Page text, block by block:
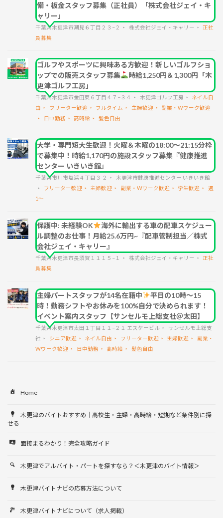
備・板金スタッフ募集（正社員）「株式会社ジェイ・キ
ャリー」
千葉県木更津市潮見６丁目２３−２ 株式会社ジェイ・キャリー
正社
員募集
ゴルフやスポーツに興味ある方歓迎！新しいゴルフショ
ップでの販売スタッフ募集
時給1,250円＆1,300円「木
更津ゴルフ工房」
千葉県木更津市金田東６丁目４７−３４ 木更津ゴルフ工房
ネイル自
由
フリーター歓迎 フルタイム 主婦歓迎
副業・Wワーク歓迎
日中勤務
高時給 髪色自由
大学・専門短大生歓迎！火曜＆木曜の18:00～21:15分枠
で募集中！時給1,170円の施設スタッフ募集『健康推進
センター いきいき館』
千葉県市川市塩浜４丁目３ ２
木更津市健康推進センター いきいき館
フリーター歓迎
主婦歓迎 副業・Wワーク歓迎 学生歓迎
週
1～
保護中: 未経験OK
海外に輸出する車の配車スケジュー
ル調整のお仕事！月給25.6万円~『配車管制担当／株式
会社ジェイ・キャリー』
千葉県木更津市長須賀１１１５−１ 株式会社ジェイ・キャリー
正社
員募集
主婦パートスタッフが14名在籍中
平日の10時～15
時！勤務シフトやお休みを100%自分で決められます！
イベント案内スタッフ【サンセルモ上総支社＠太田】
千葉県木更津市太田１丁目１１−２１ エスケービル
サンセルモ上総支
社
シニア歓迎 ネイル自由 フリーター歓迎 主婦歓迎
副業・
Wワーク歓迎
日中勤務 高時給 髪色自由
Home
木更津のバイトおすすめ｜高校生・主婦・高時給・短期など条件別に探
せる
面接まるわかり！完全攻略ガイド
木更津でアルバイト・パートを探すなら？＜木更津のバイト情報＞
木更津バイトナビの応募方法について
木更津バイトナビについて（求人掲載）